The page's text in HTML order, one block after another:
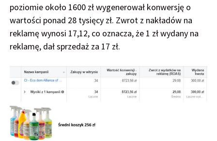
poziomie około 1600 zł wygenerował konwersję o
wartości ponad 28 tysięcy zł. Zwrot z nakładów na
reklamę wynosi 17,12, co oznacza, że 1 zł wydany na
reklamę, dał sprzedaż za 17 zł.